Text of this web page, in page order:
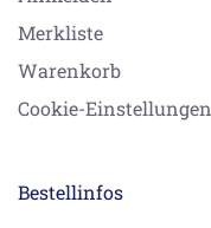
Merkliste
Warenkorb
Cookie-Einstellungen
Bestellinfos